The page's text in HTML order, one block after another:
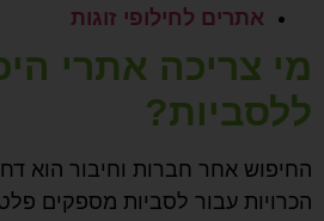
אתרים לחילופי זוגות
מי צריכה אתרי
ללסביות?
החיפוש אחר חברות וחיבור הוא
הכרויות עבור לסביות מספקים